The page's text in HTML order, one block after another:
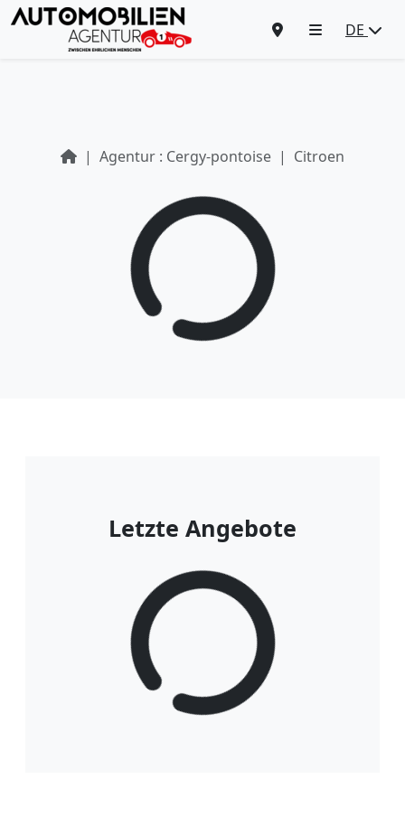
DE
Agentur : Cergy-pontoise Citroen
Letzte Angebote